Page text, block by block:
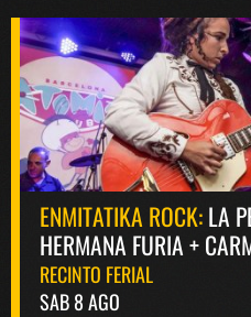
ENMITATIKA ROCK:LA
HERMANA FURIA +
RECINTO FERIAL
SAB 8 AGO